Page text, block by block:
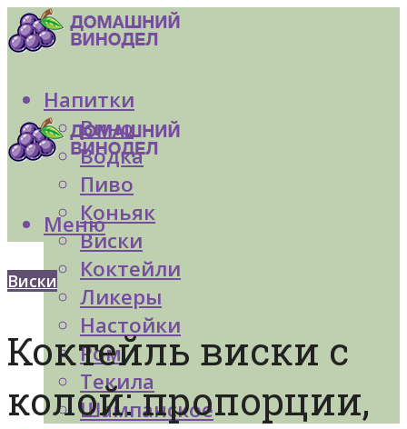
Напитки
Вино
Водка
Пиво
Коньяк
Виски
Коктейли
Ликеры
Настойки
Ром
Текила
Шампанское
Меню
Виски
Коктейль виски с
колой: пропорции,